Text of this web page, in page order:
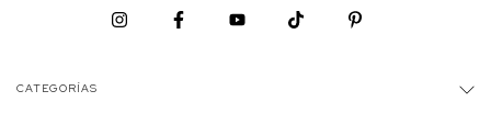
CATEGORÍAS